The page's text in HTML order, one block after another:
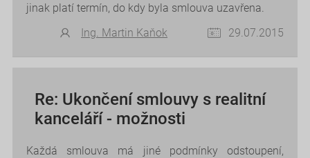
jinak platí termín, do kdy byla smlouva uzavřena.
Ing. Martin Kaňok
29.07.2015
Re: Ukončení smlouvy s realitní
kanceláří - možnosti
Každá smlouva má jiné podmínky odstoupení,